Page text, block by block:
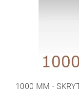
1000 MM -